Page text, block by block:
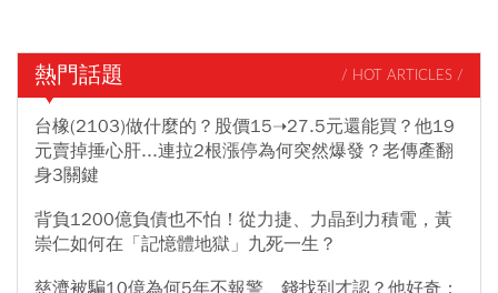
熱門話題 / HOT ARTICLES /
台橡(2103)做什麼的？股價15➝27.5元還能買？他19
元賣掉捶心肝...連拉2根漲停為何突然爆發？老傳產翻
身3關鍵
背負1200億負債也不怕！從力捷、力晶到力積電，黃
崇仁如何在「記憶體地獄」九死一生？